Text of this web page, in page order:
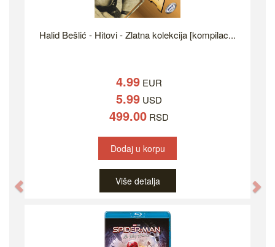
Halid Bešlić - Hitovi - Zlatna kolekcija [kompilac...
4.99 EUR
5.99 USD
499.00 RSD
Dodaj u korpu
Više detalja